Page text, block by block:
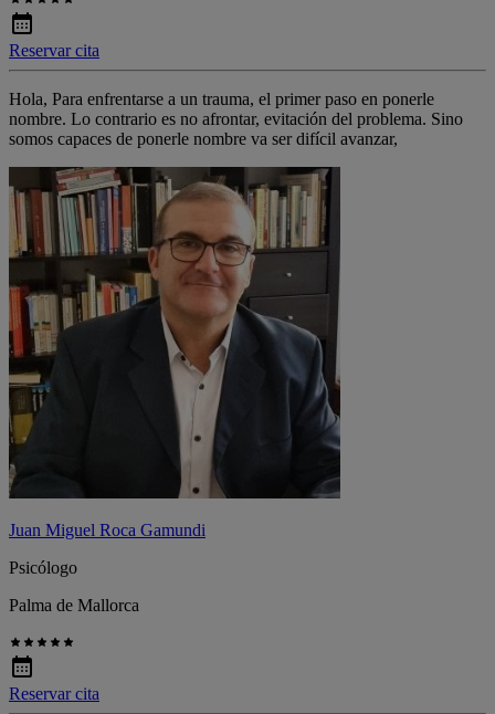
Reservar cita
Hola, Para enfrentarse a un trauma, el primer paso en ponerle
nombre. Lo contrario es no afrontar, evitación del problema. Sino
somos capaces de ponerle nombre va ser difícil avanzar,
Juan Miguel Roca Gamundi
Psicólogo
Palma de Mallorca
Reservar cita